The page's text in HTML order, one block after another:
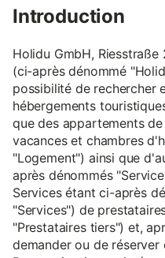
Introduction
Holidu GmbH,
(ci-après dénommé
possibilité de rechercher
hébergements
que des appartements
vacances et chambres
"Logement") ainsi que
après dénommés
Services étant ci-après
"Services") de
"Prestataires tiers") et,
demander ou de